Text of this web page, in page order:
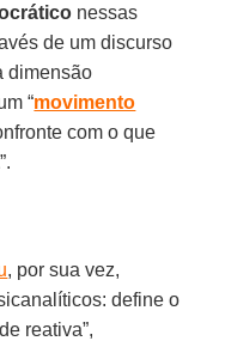
nessas
de um discurso
dimensão
“movimento
com o que
”.
, por sua vez,
define o
reativa”,